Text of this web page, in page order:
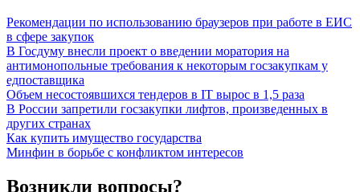
Рекомендации по использованию браузеров при работе в ЕИС
в сфере закупок
В Госдуму внесли проект о введении моратория на
антимонопольные требования к некоторым госзакупкам у
едпоставщика
Объем несостоявшихся тендеров в IT вырос в 1,5 раза
В России запретили госзакупки лифтов, произведенных в
других странах
Как купить имущество государства
Минфин в борьбе с конфликтом интересов
Возникли вопросы?